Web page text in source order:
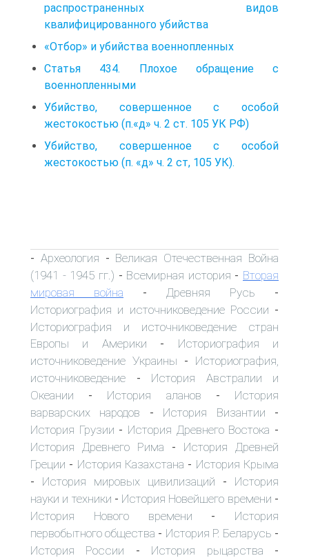
распространенных видов
квалифицированного убийства
«Отбор» и убийства военнопленных
Статья 434. Плохое обращение с
военнопленными
Убийство, совершенное с особой
жестокостью (п.«д» ч. 2 ст. 105 УК РФ)
Убийство, совершенное с особой
жестокостью (п. «д» ч. 2 ст, 105 УК).
- Археология - Великая Отечественная Война
(1941 - 1945 гг.) - Всемирная история - Вторая
мировая война - Древняя Русь -
Историография и источниковедение России -
Историография и источниковедение стран
Европы и Америки - Историография и
источниковедение Украины - Историография,
источниковедение - История Австралии и
Океании - История аланов - История
варварских народов - История Византии -
История Грузии - История Древнего Востока -
История Древнего Рима - История Древней
Греции - История Казахстана - История Крыма
- История мировых цивилизаций - История
науки и техники - История Новейшего времени -
История Нового времени - История
первобытного общества - История Р. Беларусь -
История России - История рыцарства -